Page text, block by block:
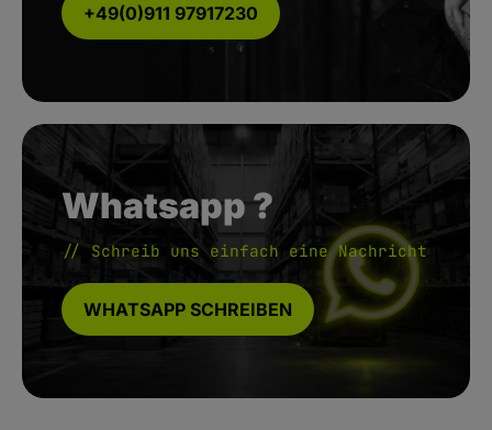
+49(0)911 97917230
Whatsapp ?
// Schreib uns einfach eine Nachricht
WHATSAPP SCHREIBEN